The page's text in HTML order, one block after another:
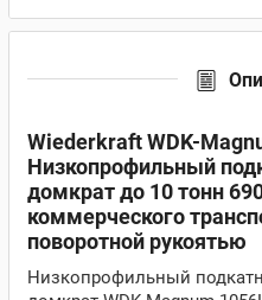
Wiederkraft WDK-
Низкопрофильный
домкрат до 10 тонн
коммерческого
поворотной рукоятью
Низкопрофильный